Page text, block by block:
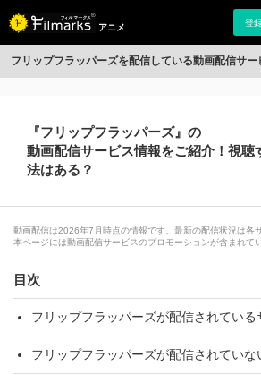
アニメ 登
フリップフラッパーズを配信している動画配信サー
『フリップフラッパーズ』の
動画配信サービス情報をご紹介！視聴
法はある？
動画配信は2026年7月時点の情報です。最新の配信状況は各
本ページには動画配信サービスのプロモーションが含まれてい
目次
フリップフラッパーズが配信されている
フリップフラッパーズが配信されていな